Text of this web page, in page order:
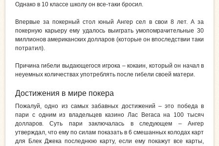
Однако в 10 классе школу он все-таки бросил.
Впервые за покерный стол юный Ангер сел в свои 8 лет. А за
покерную карьеру ему удалось выиграть умопомрачительные 30
миллионов американских долларов (которые он впоследствии таки
потратил).
Причина гибели выдающегося игрока – кокаин, который он начал в
неуемных количествах употреблять после гибели своей матери.
Достижения в мире покера
Пожалуй, одно из самых забавных достижений – это победа в
пари с одним из владельцев казино Лас Вегаса на 100 тысяч
долларов. Суть пари заключалась в следующем – Ангер
утверждал, что ему по силам показать в 6 смешанных колодах карт
для Блек Джека последнюю карту, если ему покажут все карты,